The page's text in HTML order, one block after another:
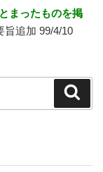
まったものを掲
旨追加 99/4/10